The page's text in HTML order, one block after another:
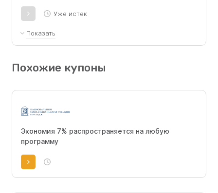
Уже истек
Показать
от 3000р
Похожие купоны
Экономия 7% распространяется на любую
программу